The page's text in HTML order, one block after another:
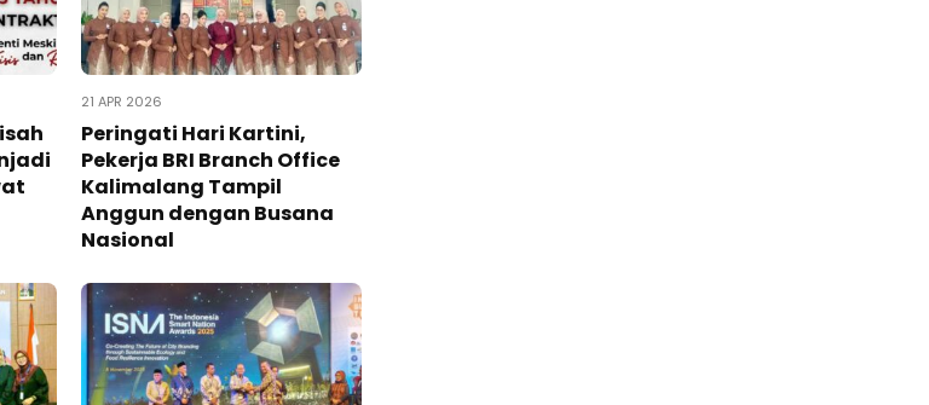
21 APR 2026
Peringati Hari Kartini,
Pekerja BRI Branch Office
Kalimalang Tampil
Anggun dengan Busana
Nasional